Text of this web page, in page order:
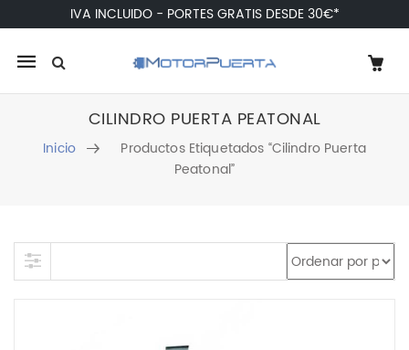
IVA INCLUIDO - PORTES GRATIS DESDE 30€*
Mobile
navigation
CILINDRO PUERTA PEATONAL
Inicio
Productos Etiquetados “cilindro Puerta
Peatonal”
Skip to content